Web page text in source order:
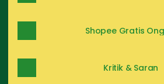
Shopee Gratis
Kritik & Saran